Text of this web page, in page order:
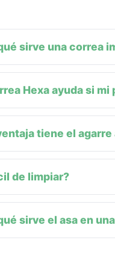
sirve una correa
Hexa ayuda si
tiene el
de limpiar?
sirve el asa en